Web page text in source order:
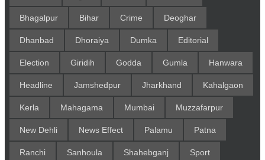
Bhagalpur Bihar Crime Deoghar
Dhanbad Dhoraiya Dumka Editorial
Election Giridih Godda Gumla Hanwara
Headline Jamshedpur Jharkhand Kahalgaon
Kerla Mahagama Mumbai Muzzafarpur
New Dehli News Effect Palamu Patna
Ranchi Sanhoula Shahebganj Sport